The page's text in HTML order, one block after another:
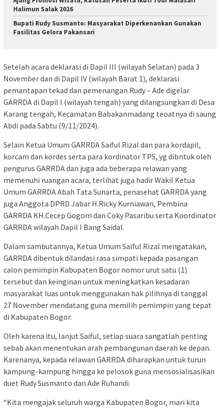
Halimun Salak 2026
Bupati Rudy Susmanto: Masyarakat Diperkenankan Gunakan
Fasilitas Gelora Pakansari
Setelah acara deklarasi di Dapil III (wilayah Selatan) pada 3
November dan di Dapil IV (wilayah Barat 1), deklarasi
pemantapan tekad dan pemenangan Rudy – Ade digelar
GARRDA di Dapil I (wilayah tengah) yang dilangsungkan di Desa
Karang tengah, Kecamatan Babakanmadang teoatnya di saung
Abdi pada Sabtu (9/11/2024).
Selain Ketua Umum GARRDA Saiful Rizal dan para kordapil,
korcam dan kordes serta para kordinator TPS, yg dibntuk oleh
pengurus GARRDA dan juga ada beberapa relawan yang
memenuhi ruangan acara, terlihat juga hadir Wakil Ketua
Umum GARRDA Abah Tata Sunarta, penasehat GARRDA yang
juga Anggota DPRD Jabar H.Ricky Kurniawan, Pembina
GARRDA KH.Cecep Gogom dan Coky Pasaribu serta Koordinator
GARRDA wilayah Dapil I Bang Saidal.
Dalam sambutannya, Ketua Umum Saiful Rizal mengatakan,
GARRDA dibentuk dilandasi rasa simpati kepada pasangan
calon pemimpin Kabupaten Bogor nomor urut satu (1)
tersebut dan keinginan untuk meningkatkan kesadaran
masyarakat luas untuk menggunakan hak pilihnya di tanggal
27 November mendatang guna memilih pemimpin yang tepat
di Kabupaten Bogor.
Oleh karena itu, lanjut Saiful, setiap suara sangatlah penting
sebab akan menentukan arah pembangunan daerah ke depan.
Karenanya, kepada relawan GARRDA diharapkan untuk turun
kampung-kampung hingga ke pelosok guna mensosialisasikan
duet Rudy Susmanto dan Ade Ruhandi.
“Kita mengajak seluruh warga Kabupaten Bogor, mari kita